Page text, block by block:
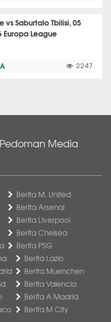
vs Saburtalo Tbilisi, 05
Europa League
2247
Pedoman Media
Berita M. United
Berita Arsenal
Berita Liverpool
Berita Chelsea
Berita PSG
Berita Lazio
Berita Muenchen
Berita Valencia
Berita A Madrid
Berita M City